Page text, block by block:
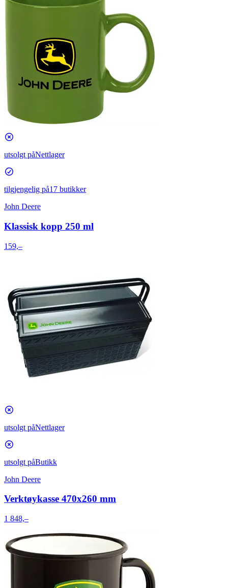
utsolgt påNettlager
tilgjengelig på17 butikker
John Deere
Klassisk kopp 250 ml
159,–
utsolgt påNettlager
utsolgt påButikk
John Deere
Verktøykasse 470x260 mm
1 848,–